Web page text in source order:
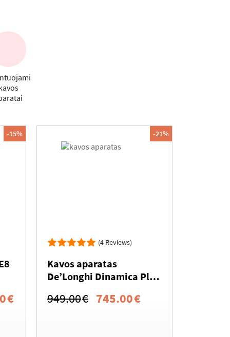
-15%
€Current
-21%
(4 Reviews)
Kavos aparatas
De’Longhi Dinamica Plus
949.00€ Original
745.00€Current